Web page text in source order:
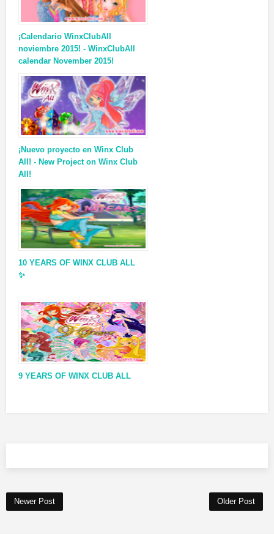
¡Calendario WinxClubAll
noviembre 2015! - WinxClubAll
calendar November 2015!
¡Nuevo proyecto en Winx Club
All! - New Project on Winx Club
All!
10 YEARS OF WINX CLUB ALL
✨
9 YEARS OF WINX CLUB ALL
Newer Post Older Post